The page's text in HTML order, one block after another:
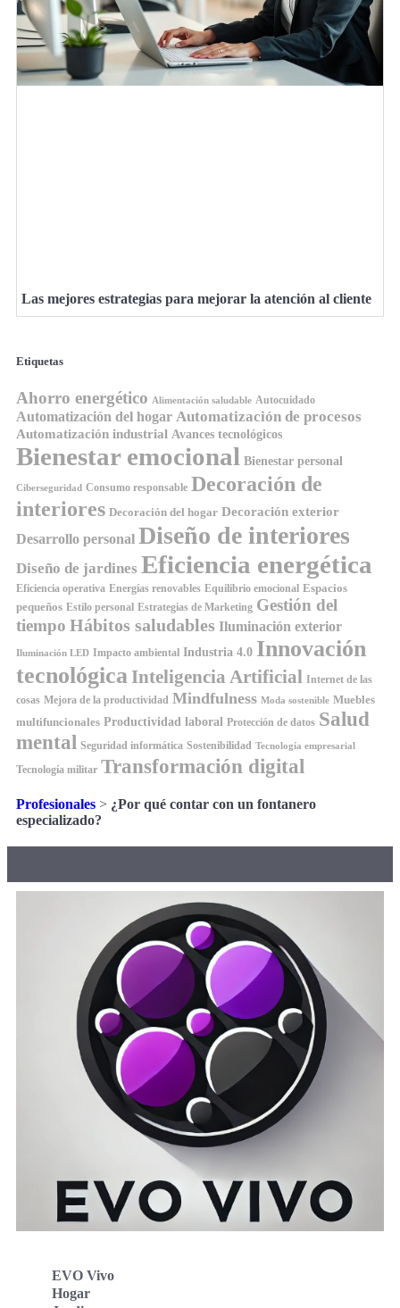
Las mejores estrategias para mejorar la atención al cliente
Etiquetas
Ahorro energético Alimentación saludable Autocuidado
Automatización del hogar Automatización de procesos
Automatización industrial Avances tecnológicos
Bienestar emocional Bienestar personal
Ciberseguridad Consumo responsable Decoración de
interiores Decoración del hogar Decoración exterior
Desarrollo personal Diseño de interiores
Diseño de jardines Eficiencia energética
Eficiencia operativa Energías renovables Equilibrio emocional Espacios
pequeños Estilo personal Estrategias de Marketing Gestión del
tiempo Hábitos saludables Iluminación exterior
Iluminación LED Impacto ambiental Industria 4.0 Innovación
tecnológica Inteligencia Artificial Internet de las
cosas Mejora de la productividad Mindfulness Moda sostenible Muebles
multifuncionales Productividad laboral Protección de datos Salud
mental Seguridad informática Sostenibilidad Tecnología empresarial
Tecnología militar Transformación digital
Profesionales > ¿Por qué contar con un fontanero
especializado?
EVO Vivo
Hogar